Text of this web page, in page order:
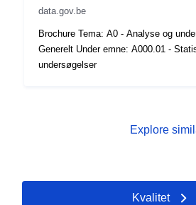
dækning:
- 31
data.gov.be
Brochure Tema: A0 - Analyse og
Generelt Under emne: A000.01 -
undersøgelser
Explore
Kvalitet